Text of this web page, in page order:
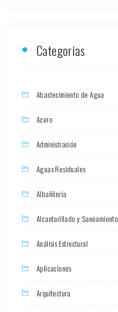
Categorias
Abastecimiento de Agua
Acero
Administración
Aguas Residuales
Albañilería
Alcantarillado y Saneamiento
Análisis Estructural
Aplicaciones
Arquitectura